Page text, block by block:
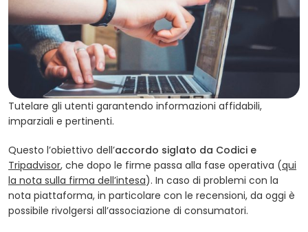
Tutelare gli utenti garantendo informazioni affidabili,
imparziali e pertinenti.
Questo l’obiettivo dell’accordo siglato da Codici e
Tripadvisor(opens in a new tab)
, che dopo le firme passa alla fase operativa (qui
la nota sulla firma dell’intesa). In caso di problemi con la
nota piattaforma, in particolare con le recensioni, da oggi è
possibile rivolgersi all’associazione di consumatori.